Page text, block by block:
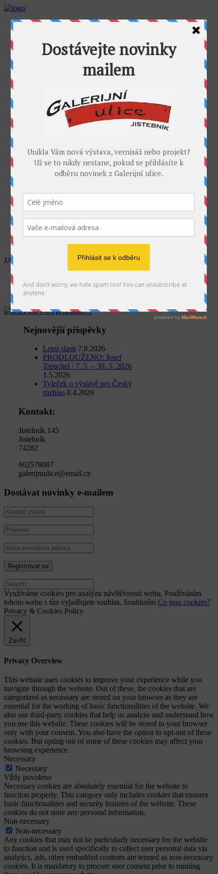
AKTUALITY
GALERIE U FOŤÁKA
Takoví jsme byli
I. sympozium výtvarníků v GU
II. sympozium výtvarníků
Galerijní rybník
V. sympozium výtvarníků v Jistebníku
DESET
KONTAKT
JAN LIPINA la defance 7
Jan Lipina
JAN LIPINA la defance 7
Nejnovější příspěvky
Letní slasti 7.8.2026
PRODLOUŽENO: Josef
Treuchel / 7. 5. – 30. 5. 2026
1.5.2026
Tyleček o výstavě pro Český
rozhlas 8.4.2026
Kontakt:
Jistebník 145
Jistebník
74282
602578087
galerijniulice@email.cz
Dostávat novinky e-mailem
Využíváme cookies pro analýzu návštěvnosti webu. Používáním
tohoto webu s tím vyjadřujete souhlas. Souhlasím Co jsou cookies?
Privacy & Cookies Policy
Zavřít
Privacy Overview
This website uses cookies to improve your experience while you
navigate through the website. Out of these, the cookies that are
categorized as necessary are stored on your browser as they are
essential for the working of basic functionalities of the website. We
also use third-party cookies that help us analyze and understand how
you use this website. These cookies will be stored in your browser
only with your consent. You also have the option to opt-out of these
cookies. But opting out of some of these cookies may affect your
browsing experience.
Necessary
Necessary
Vždy povoleno
Necessary cookies are absolutely essential for the website to
function properly. This category only includes cookies that ensures
basic functionalities and security features of the website. These
cookies do not store any personal information.
Non-necessary
Non-necessary
Any cookies that may not be particularly necessary for the website
to function and is used specifically to collect user personal data via
analytics, ads, other embedded contents are termed as non-necessary
cookies. It is mandatory to procure user consent prior to running